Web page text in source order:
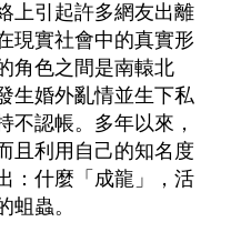
上引起許多網友出離
現實社會中的真實形
角色之間是南轅北
生婚外亂情並生下私
不認帳。多年以來，
且利用自己的知名度
：什麼「成龍」，活
蛆蟲。